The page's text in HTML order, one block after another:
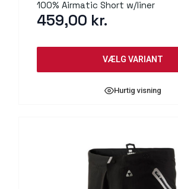
100% Airmatic Short w/liner
459,00 kr.
VÆLG VARIANT
Hurtig visning